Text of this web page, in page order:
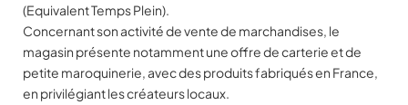
(Equivalent Temps Plein).
Concernant son activité de vente de marchandises, le
magasin présente notamment une offre de carterie et de
petite maroquinerie, avec des produits fabriqués en France,
en privilégiant les créateurs locaux.